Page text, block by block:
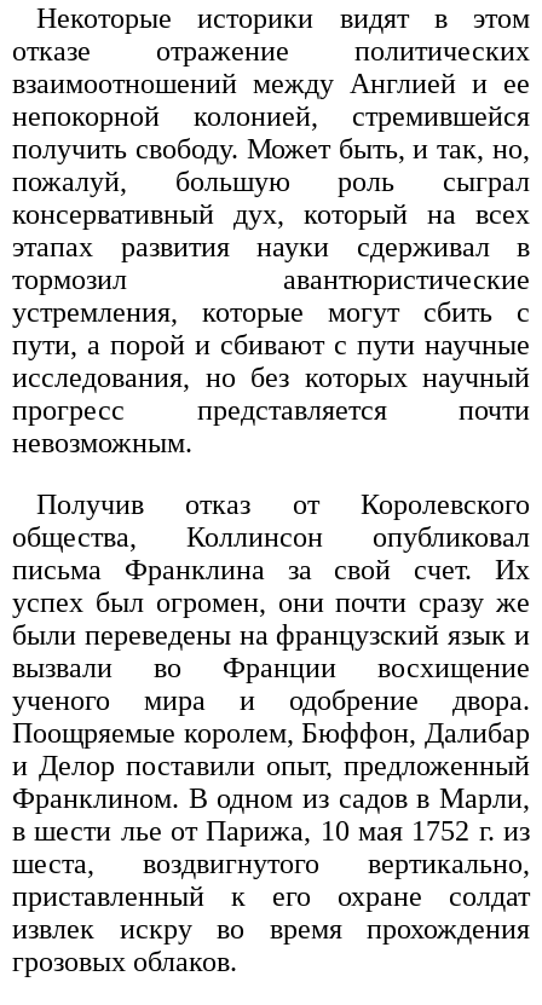
Некоторые историки видят в этом
отказе отражение политических
взаимоотношений между Англией и ее
непокорной колонией, стремившейся
получить свободу. Может быть, и так, но,
пожалуй, большую роль сыграл
консервативный дух, который на всех
этапах развития науки сдерживал в
тормозил авантюристические
устремления, которые могут сбить с
пути, а порой и сбивают с пути научные
исследования, но без которых научный
прогресс представляется почти
невозможным.
Получив отказ от Королевского
общества, Коллинсон опубликовал
письма Франклина за свой счет. Их
успех был огромен, они почти сразу же
были переведены на французский язык и
вызвали во Франции восхищение
ученого мира и одобрение двора.
Поощряемые королем, Бюффон, Далибар
и Делор поставили опыт, предложенный
Франклином. В одном из садов в Марли,
в шести лье от Парижа, 10 мая 1752 г. из
шеста, воздвигнутого вертикально,
приставленный к его охране солдат
извлек искру во время прохождения
грозовых облаков.